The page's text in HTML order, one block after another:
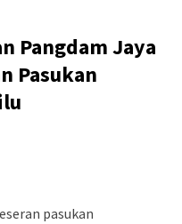
Pangdam Jaya
Pasukan
pasukan